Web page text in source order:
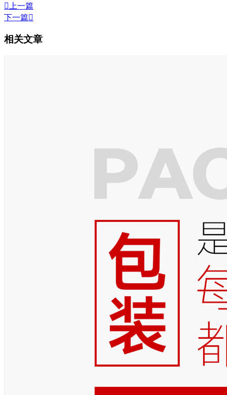
 上一篇
下一篇
相关文章